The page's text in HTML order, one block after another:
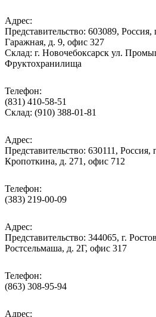
Адрес:
Представительство: 603089,
Гаражная, д. 9, офис 327
Склад: г. Новочебоксарск ул.
Фруктохранилища
Телефон:
(831) 410-58-51
Склад: (910) 388-01-81
Адрес:
Представительство: 630111, Россия,
Кропоткина, д. 271, офис 712
Телефон:
(383) 219-00-09
Адрес:
Представительство: 344065, г.
Ростсельмаша, д. 2Г, офис 317
Телефон:
(863) 308-95-94
Адрес: